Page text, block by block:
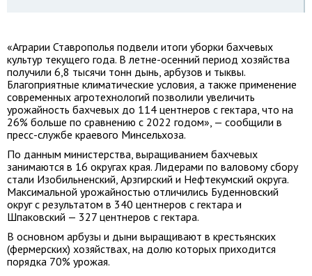
«Аграрии Ставрополья подвели итоги уборки бахчевых
культур текущего года. В летне-осенний период хозяйства
получили 6,8 тысячи тонн дынь, арбузов и тыквы.
Благоприятные климатические условия, а также применение
современных агротехнологий позволили увеличить
урожайность бахчевых до 114 центнеров с гектара, что на
26% больше по сравнению с 2022 годом», — сообщили в
пресс-службе краевого Минсельхоза.
По данным министерства, выращиванием бахчевых
занимаются в 16 округах края. Лидерами по валовому сбору
стали Изобильненский, Арзгирский и Нефтекумский округа.
Максимальной урожайностью отличились Буденновский
округ с результатом в 340 центнеров с гектара и
Шпаковский — 327 центнеров с гектара.
В основном арбузы и дыни выращивают в крестьянских
(фермерских) хозяйствах, на долю которых приходится
порядка 70% урожая.